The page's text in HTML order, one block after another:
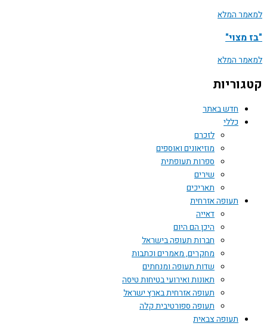
למאמר המלא
"בז מצוי"
למאמר המלא
קטגוריות
חדש באתר
כללי
לזכרם
מוזיאונים ואוספים
ספרות תעופתית
שירים
תאריכים
תעופה אזרחית
דאייה
היכן הם היום
חברות תעופה בישראל
מחקרים, מאמרים וכתבות
שדות תעופה ומנחתים
תאונות ואירועי בטיחות טיסה
תעופה אזרחית בארץ ישראל
תעופה ספורטיבית קלה
תעופה צבאית